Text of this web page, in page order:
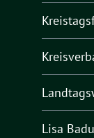
Lisa